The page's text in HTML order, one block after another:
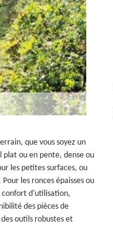
que vous soyez un
plat ou en pente, dense ou
les petites surfaces, ou
les ronces épaisses ou
confort d'utilisation,
des pièces de
outils robustes et